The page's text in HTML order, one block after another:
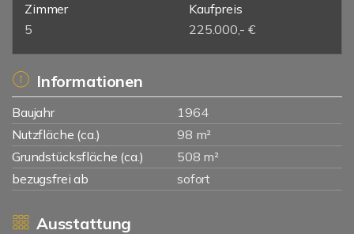
Zimmer
5
Kaufpreis
225.000,- €
Informationen
Baujahr
1964
Nutzfläche (ca.)
98 m²
Grundstücksfläche (ca.)
508 m²
bezugsfrei ab
sofort
Ausstattung